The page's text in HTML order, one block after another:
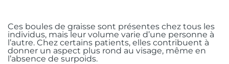
Ces boules de graisse sont présentes chez tous les
individus, mais leur volume varie d’une personne à
l’autre. Chez certains patients, elles contribuent à
donner un aspect plus rond au visage, même en
l’absence de surpoids.